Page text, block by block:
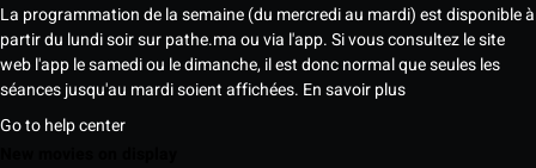
La programmation de la semaine (du mercredi au mardi) est disponible à
partir du lundi soir sur pathe.ma ou via l'app. Si vous consultez le site
web l'app le samedi ou le dimanche, il est donc normal que seules les
séances jusqu'au mardi soient affichées. En savoir plus
Go to help center